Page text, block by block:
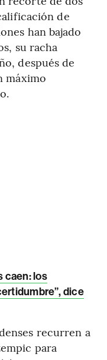
de
han bajado
su racha
después de
máximo
caen: los
dice
recurren a
para